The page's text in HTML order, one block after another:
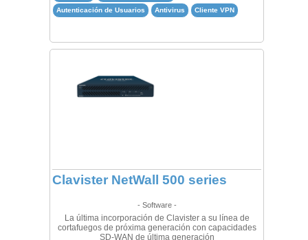
Autenticación de Usuarios
Antivirus Cliente VPN
Clavister NetWall 500 series
- Software -
La última incorporación de Clavister a su línea de
cortafuegos de próxima generación con capacidades
SD-WAN de última generación